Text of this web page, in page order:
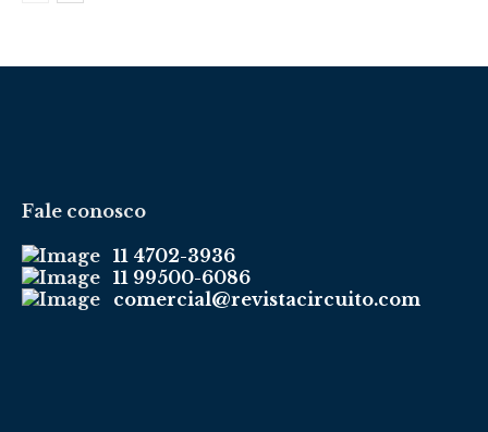
Fale conosco
11 4702-3936
11 99500-6086
comercial@revistacircuito.com